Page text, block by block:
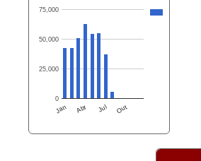
Jan Abr Jul Out
0
25,000
50,000
75,000